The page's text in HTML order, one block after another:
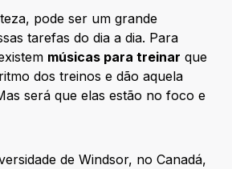
pode ser um grande
tarefas do dia a dia. Para
músicas para treinar que
dos treinos e dão aquela
será que elas estão no foco e
de Windsor, no Canadá,